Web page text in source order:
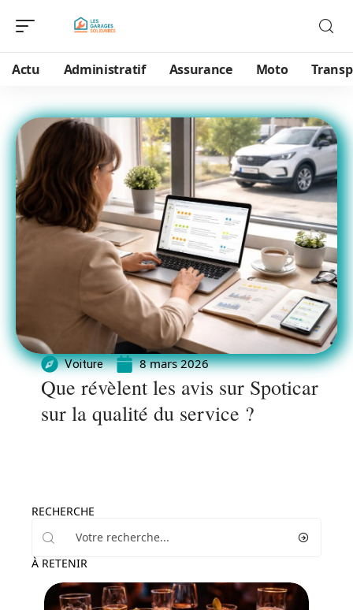
Actu Administratif Assurance Moto
Voiture 8 mars 2026
Que révèlent les avis sur Spoticar
sur la qualité du service ?
RECHERCHE
À RETENIR